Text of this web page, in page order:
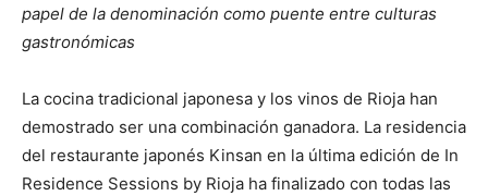
papel de la denominación como puente entre culturas
gastronómicas
La cocina tradicional japonesa y los vinos de Rioja han
demostrado ser una combinación ganadora. La residencia
del restaurante japonés Kinsan en la última edición de In
Residence Sessions by Rioja ha finalizado con todas las